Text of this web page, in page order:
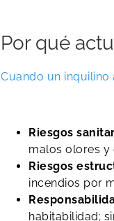
Por qué
Cuando un
Riesgos
malos olores y
Riesgos
incendios por
habitabilidad;